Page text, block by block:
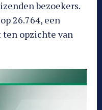
bezoekers.
26.764, een
opzichte van